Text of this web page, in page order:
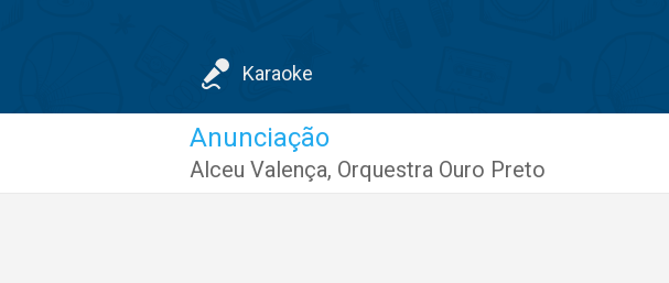
Karaoke
Anunciação
Alceu Valença, Orquestra Ouro Preto